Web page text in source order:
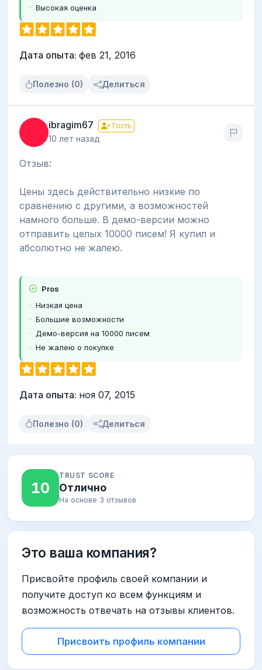
Высокая оценка
Дата опыта: фев 21, 2016
Полезно (0) Делиться
ibragim67 Гость
10 лет назад
Отзыв:
Цены здесь действительно низкие по
сравнению с другими, а возможностей
намного больше. В демо-версии можно
отправить целых 10000 писем! Я купил и
абсолютно не жалею.
Pros
Низкая цена
Большие возможности
Демо-версия на 10000 писем
Не жалею о покупке
Дата опыта: ноя 07, 2015
Полезно (0) Делиться
10
TRUST SCORE
Отлично
На основе 3 отзывов
Это ваша компания?
Присвойте профиль своей компании и
получите доступ ко всем функциям и
возможность отвечать на отзывы клиентов.
Присвоить профиль компании